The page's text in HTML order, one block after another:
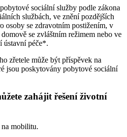
sociální služby podle zákona
službách, ve znění pozdějších
osoby se zdravotním postižením, v
se zvláštním režimem nebo ve
ústavní péče*.
zřetele může být příspěvek na
jsou poskytovány pobytové sociální
zahájit řešení životní
mobilitu.